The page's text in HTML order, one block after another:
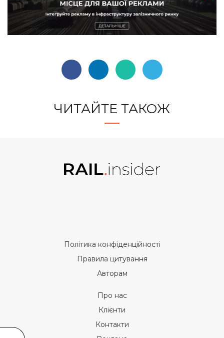
ЧИТАЙТЕ ТАКОЖ
Політика конфіденційності
Правила цитування
Авторам
Про нас
Клієнти
Контакти